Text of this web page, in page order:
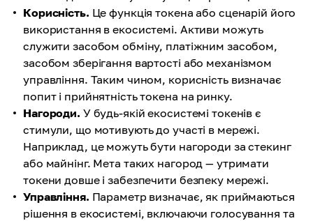
Корисність. Це функція токена або сценарій його
використання в екосистемі. Активи можуть
служити засобом обміну, платіжним засобом,
засобом зберігання вартості або механізмом
управління. Таким чином, корисність визначає
попит і прийнятність токена на ринку.
Нагороди. У будь-якій екосистемі токенів є
стимули, що мотивують до участі в мережі.
Наприклад, це можуть бути нагороди за стекинг
або майнінг. Мета таких нагород — утримати
токени довше і забезпечити безпеку мережі.
Управління. Параметр визначає, як приймаються
рішення в екосистемі, включаючи голосування та